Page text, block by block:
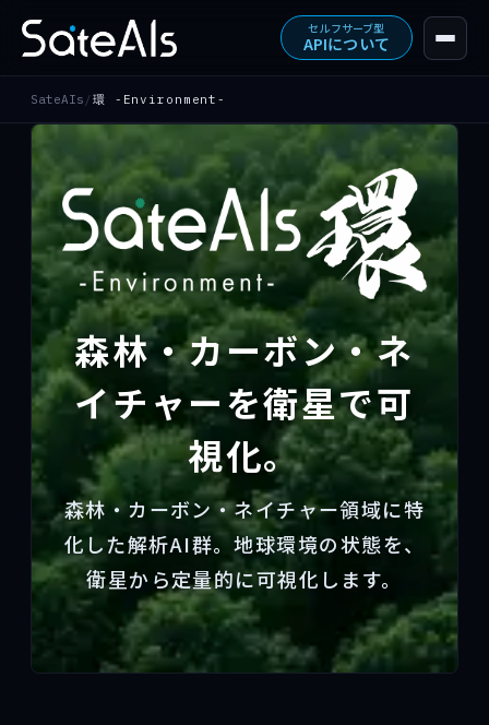
セルフサーブ型
APIについて
トップ
ソリューション
提供形態
実績・ニュース
デモを試す
APIを試す ↗
お問い合わせ
SateAIs /環 -Environment-
森林・カーボン・ネ
イチャーを衛星で可
視化。
森林・カーボン・ネイチャー領域に特
化した解析AI群。地球環境の状態を、
衛星から定量的に可視化します。